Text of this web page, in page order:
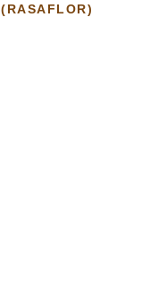
(RASAFLOR)